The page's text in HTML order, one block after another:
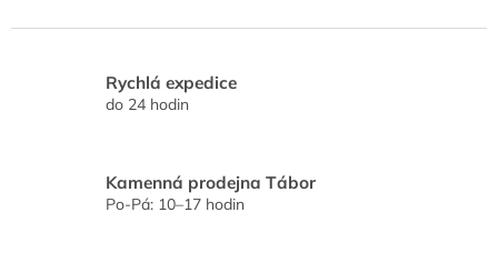
Rychlá expedice
do 24 hodin
Kamenná prodejna Tábor
Po-Pá: 10–17 hodin